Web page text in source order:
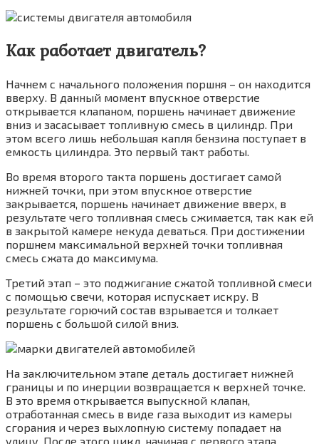
Как работает двигатель?
Начнем с начального положения поршня – он находится
вверху. В данный момент впускное отверстие
открывается клапаном, поршень начинает движение
вниз и засасывает топливную смесь в цилиндр. При
этом всего лишь небольшая капля бензина поступает в
емкость цилиндра. Это первый такт работы.
Во время второго такта поршень достигает самой
нижней точки, при этом впускное отверстие
закрывается, поршень начинает движение вверх, в
результате чего топливная смесь сжимается, так как ей
в закрытой камере некуда деваться. При достижении
поршнем максимальной верхней точки топливная
смесь сжата до максимума.
Третий этап – это поджигание сжатой топливной смеси
с помощью свечи, которая испускает искру. В
результате горючий состав взрывается и толкает
поршень с большой силой вниз.
На заключительном этапе деталь достигает нижней
границы и по инерции возвращается к верхней точке.
В это время открывается выпускной клапан,
отработанная смесь в виде газа выходит из камеры
сгорания и через выхлопную систему попадает на
улицу. После этого цикл, начиная с первого этапа,